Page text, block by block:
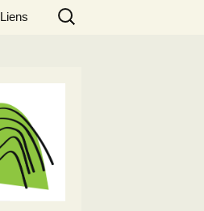
Liens
Rechercher :